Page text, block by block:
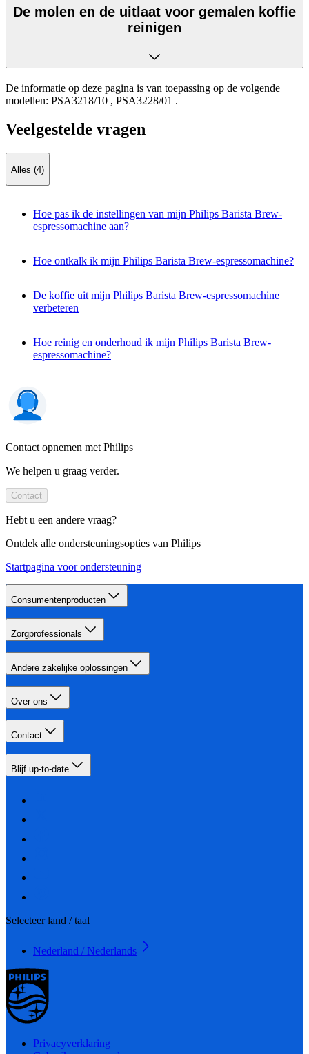
De molen en de uitlaat voor gemalen koffie
reinigen
De informatie op deze pagina is van toepassing op de volgende
modellen: PSA3218/10 , PSA3228/01 .
Veelgestelde vragen
Alles (4)
Hoe pas ik de instellingen van mijn Philips Barista Brew-
espressomachine aan?
Hoe ontkalk ik mijn Philips Barista Brew-espressomachine?
De koffie uit mijn Philips Barista Brew-espressomachine
verbeteren
Hoe reinig en onderhoud ik mijn Philips Barista Brew-
espressomachine?
Contact opnemen met Philips
We helpen u graag verder.
Contact
Hebt u een andere vraag?
Ontdek alle ondersteuningsopties van Philips
Startpagina voor ondersteuning
Consumentenproducten
Zorgprofessionals
Andere zakelijke oplossingen
Over ons
Contact
Blijf up-to-date
Selecteer land / taal
Nederland / Nederlands
Privacyverklaring